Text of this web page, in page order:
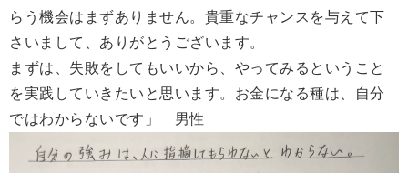
らう機会はまずありません。貴重なチャンスを与えて下
さいまして、ありがとうございます。
まずは、失敗をしてもいいから、やってみるということ
を実践していきたいと思います。お金になる種は、自分
ではわからないです」 男性